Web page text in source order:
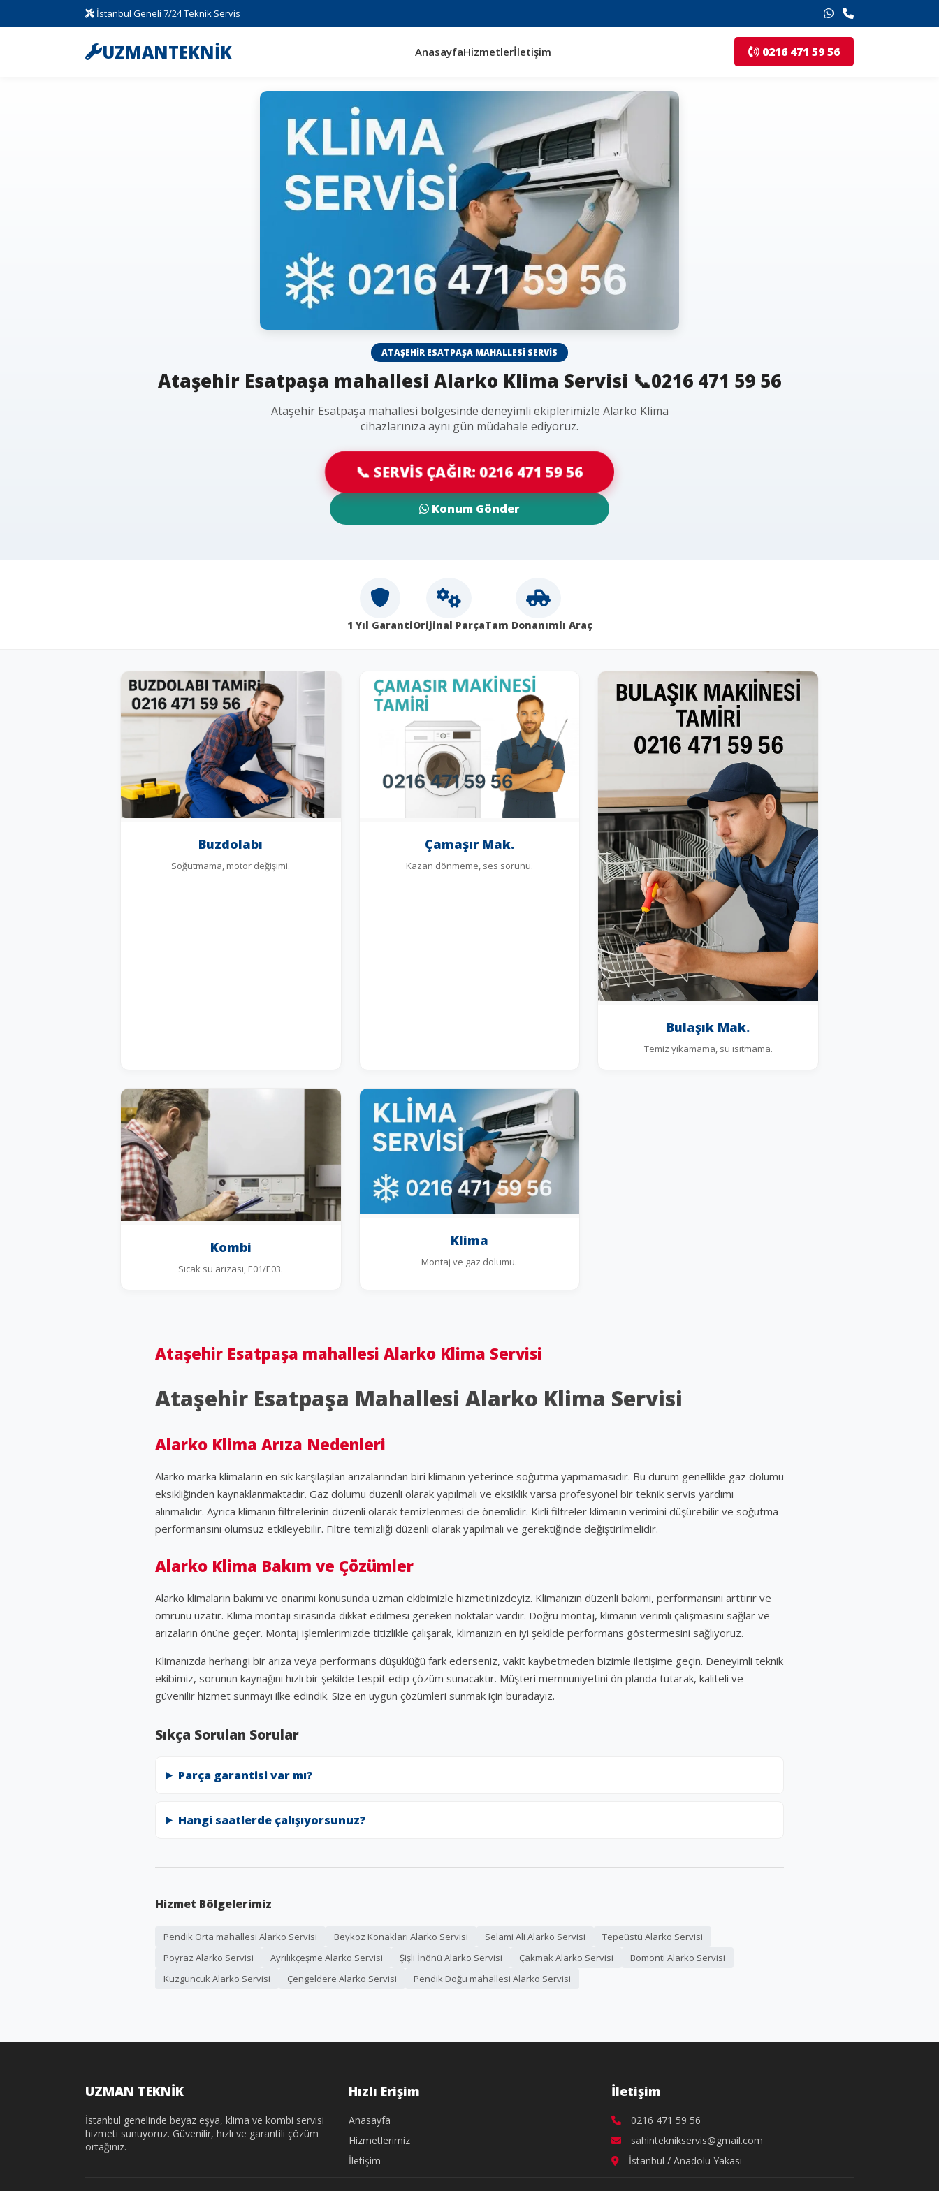
İstanbul Geneli 7/24 Teknik Servis
UZMANTEKNİK AnasayfaHizmetlerİletişim 0216 471 59 56
ATAŞEHIR ESATPAŞA MAHALLESI SERVIS
Ataşehir Esatpaşa mahallesi Alarko Klima Servisi 📞0216 471 59 56
Ataşehir Esatpaşa mahallesi bölgesinde deneyimli ekiplerimizle Alarko Klima
cihazlarınıza aynı gün müdahale ediyoruz.
📞 SERVİS ÇAĞIR: 0216 471 59 56
Konum Gönder
1 Yıl GarantiOrijinal ParçaTam Donanımlı Araç
Buzdolabı
Soğutmama, motor değişimi.
Çamaşır Mak.
Kazan dönmeme, ses sorunu.
Bulaşık Mak.
Temiz yıkamama, su ısıtmama.
Kombi
Sıcak su arızası, E01/E03.
Klima
Montaj ve gaz dolumu.
Ataşehir Esatpaşa mahallesi Alarko Klima Servisi
Ataşehir Esatpaşa Mahallesi Alarko Klima Servisi
Alarko Klima Arıza Nedenleri
Alarko marka klimaların en sık karşılaşılan arızalarından biri klimanın yeterince soğutma yapmamasıdır. Bu durum genellikle gaz dolumu
eksikliğinden kaynaklanmaktadır. Gaz dolumu düzenli olarak yapılmalı ve eksiklik varsa profesyonel bir teknik servis yardımı
alınmalıdır. Ayrıca klimanın filtrelerinin düzenli olarak temizlenmesi de önemlidir. Kirli filtreler klimanın verimini düşürebilir ve soğutma
performansını olumsuz etkileyebilir. Filtre temizliği düzenli olarak yapılmalı ve gerektiğinde değiştirilmelidir.
Alarko Klima Bakım ve Çözümler
Alarko klimaların bakımı ve onarımı konusunda uzman ekibimizle hizmetinizdeyiz. Klimanızın düzenli bakımı, performansını arttırır ve
ömrünü uzatır. Klima montajı sırasında dikkat edilmesi gereken noktalar vardır. Doğru montaj, klimanın verimli çalışmasını sağlar ve
arızaların önüne geçer. Montaj işlemlerimizde titizlikle çalışarak, klimanızın en iyi şekilde performans göstermesini sağlıyoruz.
Klimanızda herhangi bir arıza veya performans düşüklüğü fark ederseniz, vakit kaybetmeden bizimle iletişime geçin. Deneyimli teknik
ekibimiz, sorunun kaynağını hızlı bir şekilde tespit edip çözüm sunacaktır. Müşteri memnuniyetini ön planda tutarak, kaliteli ve
güvenilir hizmet sunmayı ilke edindik. Size en uygun çözümleri sunmak için buradayız.
Sıkça Sorulan Sorular
Parça garantisi var mı?
Hangi saatlerde çalışıyorsunuz?
Hizmet Bölgelerimiz
Pendik Orta mahallesi Alarko Servisi Beykoz Konakları Alarko Servisi Selami Ali Alarko Servisi
Tepeüstü Alarko Servisi
Poyraz Alarko Servisi
Ayrılıkçeşme Alarko Servisi Şişli İnönü Alarko Servisi Çakmak Alarko Servisi
Bomonti Alarko Servisi
Kuzguncuk Alarko Servisi
Çengeldere Alarko Servisi Pendik Doğu mahallesi Alarko Servisi
UZMAN TEKNİK
İstanbul genelinde beyaz eşya, klima ve kombi servisi
hizmeti sunuyoruz. Güvenilir, hızlı ve garantili çözüm
ortağınız.
Hızlı Erişim
Anasayfa
Hizmetlerimiz
İletişim
İletişim
0216 471 59 56
sahinteknikservis@gmail.com
İstanbul / Anadolu Yakası